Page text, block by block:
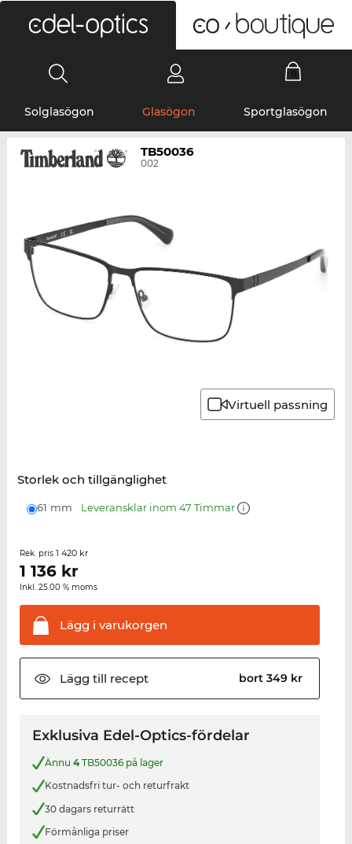
Solglasögon Glasögon Sportglasögon
TB50036
002
Virtuell passning
Storlek och tillgänglighet
61 mm Leveransklar inom 47 Timmar
Rek. pris 1 420 kr
1 136kr
Inkl. 25.00 % moms
Lägg i varukorgen
Lägg till recept bort 349 kr
Exklusiva Edel-Optics-fördelar
Ännu 4TB50036 på lager
Kostnadsfri tur- och returfrakt
30 dagars returrätt
Förmånliga priser